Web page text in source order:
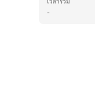
-